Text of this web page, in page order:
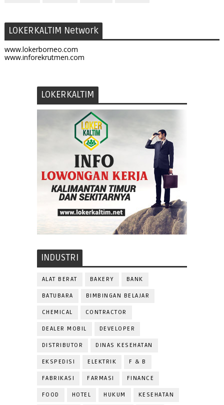
LOKERKALTIM Network
www.lokerborneo.com
www.inforekrutmen.com
LOKERKALTIM
INDUSTRI
ALAT BERAT BAKERY BANK
BATUBARA BIMBINGAN BELAJAR
CHEMICAL CONTRACTOR
DEALER MOBIL DEVELOPER
DISTRIBUTOR DINAS KESEHATAN
EKSPEDISI ELEKTRIK F & B
FABRIKASI FARMASI FINANCE
FOOD HOTEL HUKUM KESEHATAN